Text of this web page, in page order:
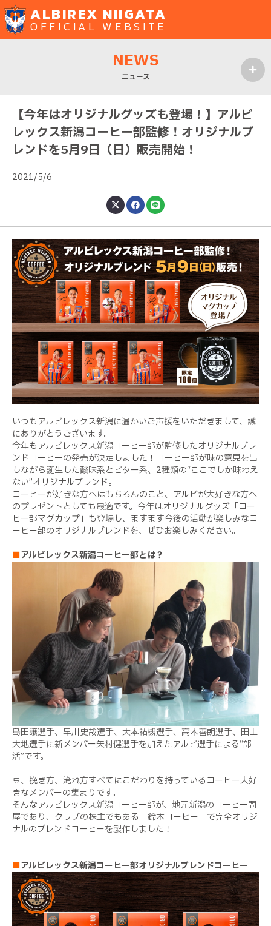
ALBIREX NIIGATA
OFFICIAL WEBSITE
NEWS
ニュース
【今年はオリジナルグッズも登場！】アルビ
レックス新潟コーヒー部監修！オリジナルブ
レンドを5月9日（日）販売開始！
2021/5/6
いつもアルビレックス新潟に温かいご声援をいただきまして、誠
にありがとうございます。
今年もアルビレックス新潟コーヒー部が監修したオリジナルブレ
ンドコーヒーの発売が決定しました！コーヒー部が味の意見を出
しながら誕生した酸味系とビター系、2種類の“ここでしか味わえ
ない”オリジナルブレンド。
コーヒーが好きな方へはもちろんのこと、アルビが大好きな方へ
のプレゼントとしても最適です。今年はオリジナルグッズ「コー
ヒー部マグカップ」も登場し、ますます今後の活動が楽しみなコ
ーヒー部のオリジナルブレンドを、ぜひお楽しみください。
■アルビレックス新潟コーヒー部とは？
島田譲選手、早川史哉選手、大本祐槻選手、高木善朗選手、田上
大地選手に新メンバー矢村健選手を加えたアルビ選手による“部
活”です。
豆、挽き方、淹れ方すべてにこだわりを持っているコーヒー大好
きなメンバーの集まりです。
そんなアルビレックス新潟コーヒー部が、地元新潟のコーヒー問
屋であり、クラブの株主でもある「鈴木コーヒー」で完全オリジ
ナルのブレンドコーヒーを製作しました！
■アルビレックス新潟コーヒー部オリジナルブレンドコーヒー